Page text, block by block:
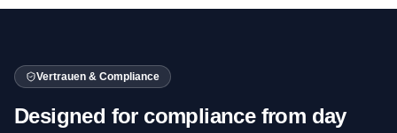
Vertrauen & Compliance
Designed for compliance from day